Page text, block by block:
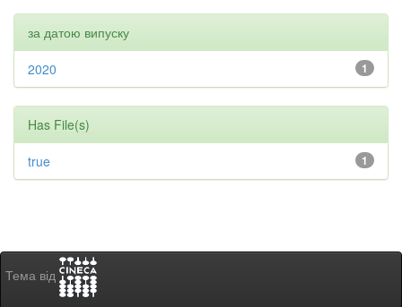
за датою випуску
1
2020
Has File(s)
1
true
Тема від